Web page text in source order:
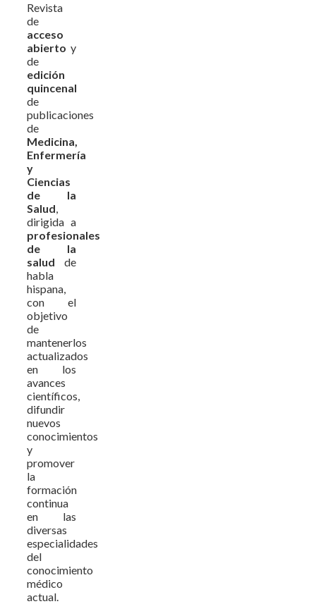
Revista
de
acceso
abierto y
de
edición
quincenal
de
publicaciones
de
Medicina,
Enfermería
y
Ciencias
de la
Salud,
dirigida a
profesionales
de la
salud de
habla
hispana,
con el
objetivo
de
mantenerlos
actualizados
en los
avances
científicos,
difundir
nuevos
conocimientos
y
promover
la
formación
continua
en las
diversas
especialidades
del
conocimiento
médico
actual.